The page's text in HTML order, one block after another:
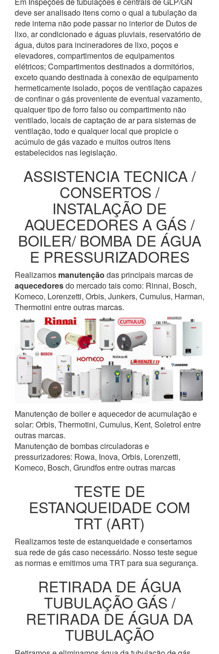
deve ser analisado itens como o qual a tubulação da
rede interna não pode passar no interior de Dutos de
lixo, ar condicionado e águas pluviais, reservatório de
água, dutos para incineradores de lixo, poços e
elevadores, compartimentos de equipamentos
elétricos; Compartimentos destinados a dormitórios,
exceto quando destinada à conexão de equipamento
hermeticamente isolado, poços de ventilação capazes
de confinar o gás proveniente de eventual vazamento,
qualquer tipo de forro falso ou compartimento não
ventilado, locais de captação de ar para sistemas de
ventilação, todo e qualquer local que propicie o
acúmulo de gás vazado e muitos outros itens
estabelecidos nas legislação.
ASSISTENCIA TECNICA /
CONSERTOS /
INSTALAÇÃO DE
AQUECEDORES A GÁS /
BOILER/ BOMBA DE ÁGUA
E PRESSURIZADORES
Realizamos manutenção das principais marcas de
aquecedoresdo mercado tais como: Rinnai, Bosch,
Komeco, Lorenzetti, Orbis, Junkers, Cumulus, Harman,
Thermotini entre outras marcas.
Manutenção de boiler e aquecedor de acumulação e
solar: Orbis, Thermotini, Cumulus, Kent, Soletrol entre
outras marcas.
Manutenção de bombas circuladoras e
pressurizadores: Rowa, Inova, Orbis, Lorenzetti,
Komeco, Bosch, Grundfos entre outras marcas
TESTE DE
ESTANQUEIDADE COM
TRT (ART)
Realizamos teste de estanqueidade e consertamos
sua rede de gás caso necessário. Nosso teste segue
as normas e emitimos uma TRT para sua segurança.
RETIRADA DE ÁGUA
TUBULAÇÃO GÁS /
RETIRADA DE ÁGUA DA
TUBULAÇÃO